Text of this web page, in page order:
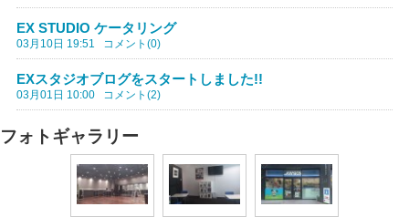
EX STUDIO ケータリング
03月10日 19:51 コメント(0)
EXスタジオブログをスタートしました!!
03月01日 10:00 コメント(2)
フォトギャラリー